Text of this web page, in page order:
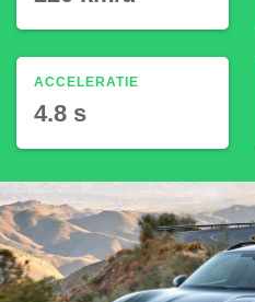
ACCELERATIE
4.8 s